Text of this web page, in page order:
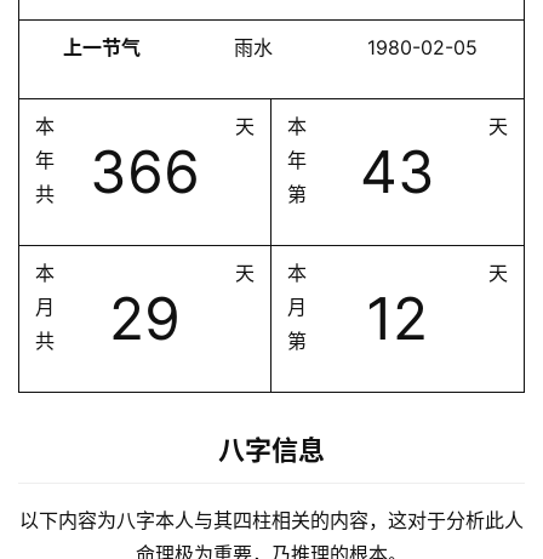
上一节气 雨水 1980-02-05
本
年
共
366
天
本
年
第
43
天
本
月
共
29
天
本
月
第
12
天
八字信息
以下内容为八字本人与其四柱相关的内容，这对于分析此人
命理极为重要，乃推理的根本。